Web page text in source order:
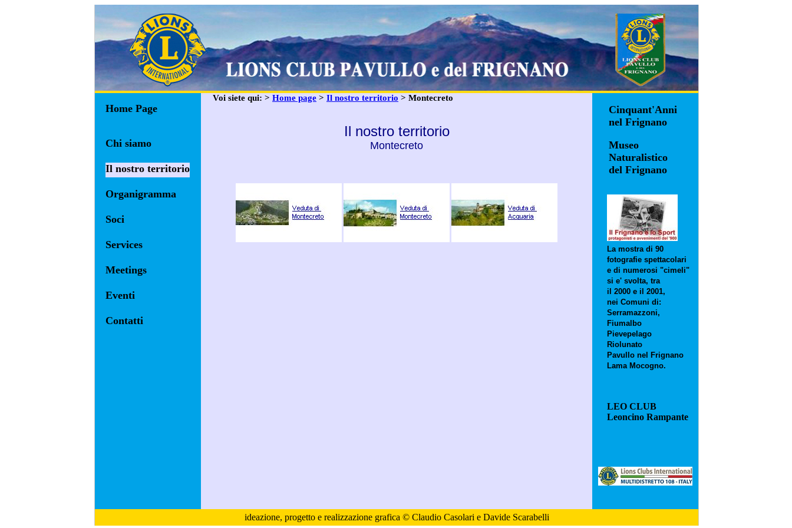
Home Page
Chi siamo
Il nostro territorio
Organigramma
Soci
Services
Meetings
Eventi
Contatti
Cinquant'Anni
nel Frignano
Museo
Naturalistico
del Frignano
La mostra di 90
fotografie spettacolari
e di numerosi "cimeli"
si e' svolta, tra
il 2000 e il 2001,
nei Comuni di:
Serramazzoni,
Fiumalbo
Pievepelago
Riolunato
Pavullo nel Frignano
Lama Mocogno.
LEO CLUB
Leoncino Rampante
Voi siete qui: > Home page > Il nostro territorio > Montecreto
Il nostro territorio
Montecreto
ideazione, progetto e realizzazione grafica © Claudio Casolari e Davide Scarabelli